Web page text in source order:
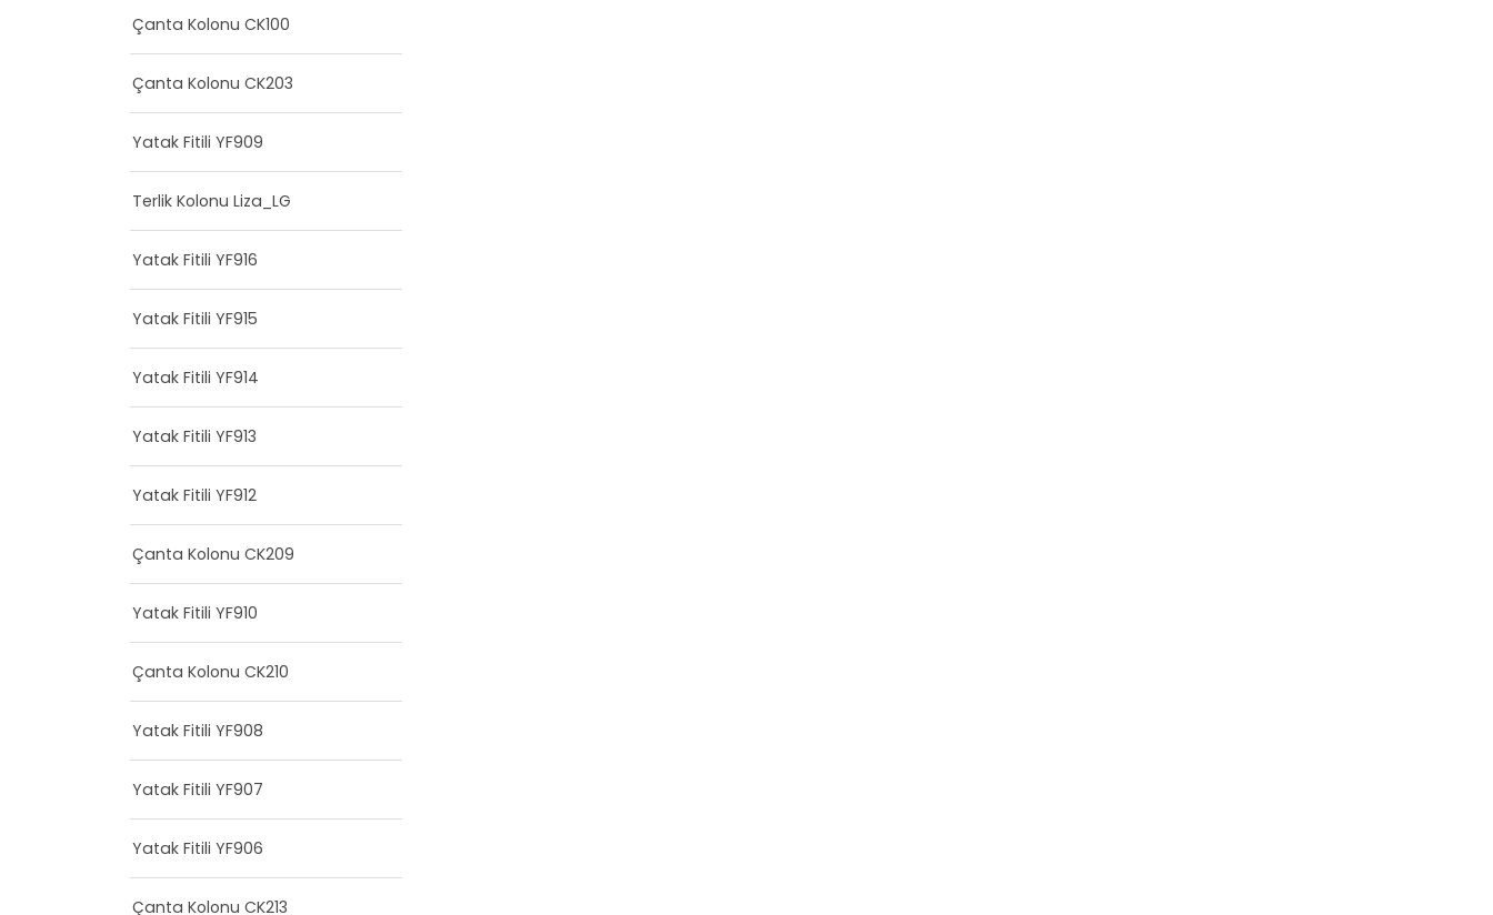
Çanta Kolonu CK100
Çanta Kolonu CK203
Yatak Fitili YF909
Terlik Kolonu Liza_LG
Yatak Fitili YF916
Yatak Fitili YF915
Yatak Fitili YF914
Yatak Fitili YF913
Yatak Fitili YF912
Çanta Kolonu CK209
Yatak Fitili YF910
Çanta Kolonu CK210
Yatak Fitili YF908
Yatak Fitili YF907
Yatak Fitili YF906
Çanta Kolonu CK213